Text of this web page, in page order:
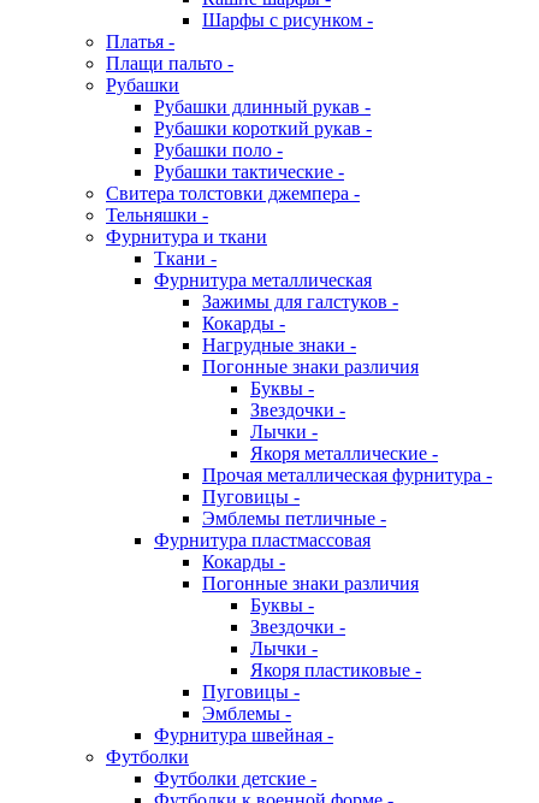
Шарфы с рисунком -
Платья -
Плащи пальто -
Рубашки
Рубашки длинный рукав -
Рубашки короткий рукав -
Рубашки поло -
Рубашки тактические -
Свитера толстовки джемпера -
Тельняшки -
Фурнитура и ткани
Ткани -
Фурнитура металлическая
Зажимы для галстуков -
Кокарды -
Нагрудные знаки -
Погонные знаки различия
Буквы -
Звездочки -
Лычки -
Якоря металлические -
Прочая металлическая фурнитура -
Пуговицы -
Эмблемы петличные -
Фурнитура пластмассовая
Кокарды -
Погонные знаки различия
Буквы -
Звездочки -
Лычки -
Якоря пластиковые -
Пуговицы -
Эмблемы -
Фурнитура швейная -
Футболки
Футболки детские -